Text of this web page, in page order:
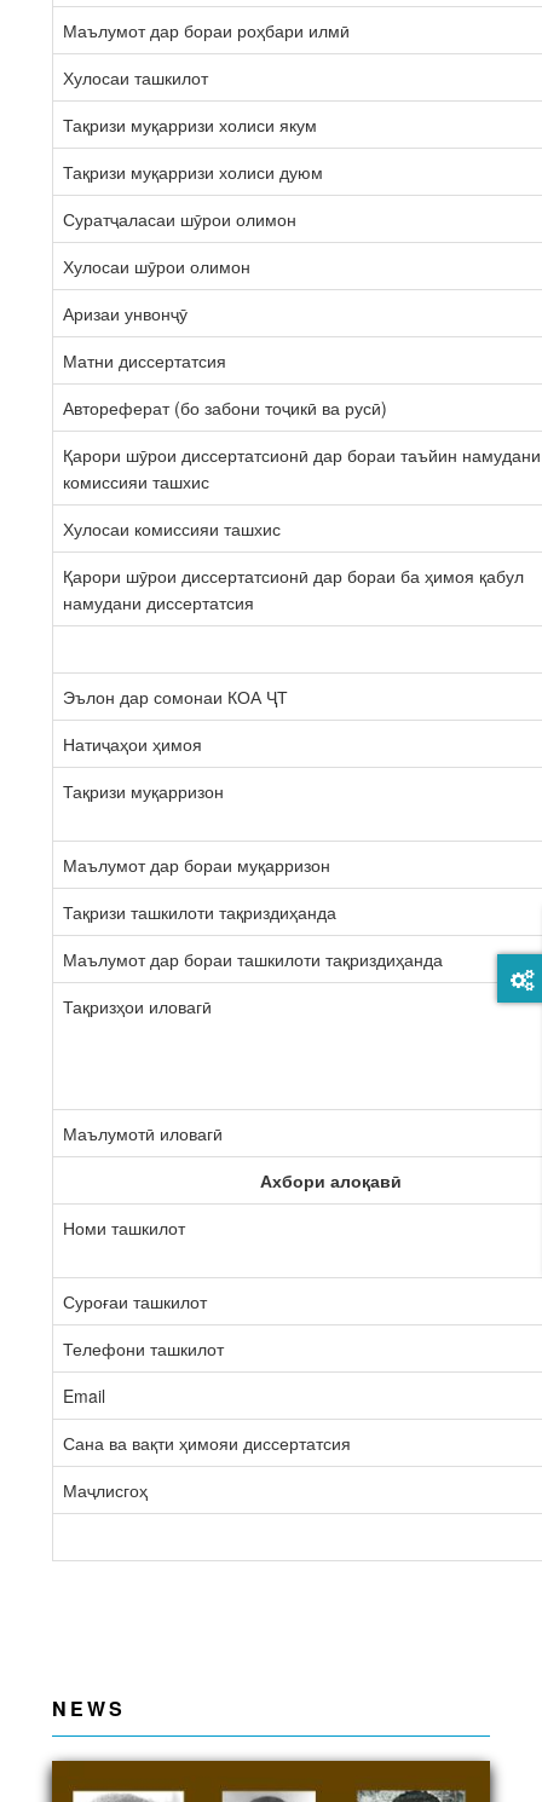
Маълумот дар бораи роҳбари илмӣ
Хулосаи ташкилот
Тақризи муқарризи холиси якум
Тақризи муқарризи холиси дуюм
Суратҷаласаи шӯрои олимон
Хулосаи шӯрои олимон
Аризаи унвонҷӯ
Матни диссертатсия
Автореферат (бо забони тоҷикӣ ва русӣ)
Қарори шӯрои диссертатсионӣ дар бораи таъйин намудани
комиссияи ташхис
Хулосаи комиссияи ташхис
Қарори шӯрои диссертатсионӣ дар бораи ба ҳимоя қабул
намудани диссертатсия
Эълон дар сомонаи КОА ҶТ
Натиҷаҳои ҳимоя
Тақризи муқарризон
Маълумот дар бораи муқарризон
Тақризи ташкилоти тақриздиҳанда
Маълумот дар бораи ташкилоти тақриздиҳанда
Тақризҳои иловагӣ
Маълумотӣ иловагӣ
Ахбори алоқавӣ
Номи ташкилот
Суроғаи ташкилот
Телефони ташкилот
Email
Сана ва вақти ҳимояи диссертатсия
Маҷлисгоҳ
NEWS